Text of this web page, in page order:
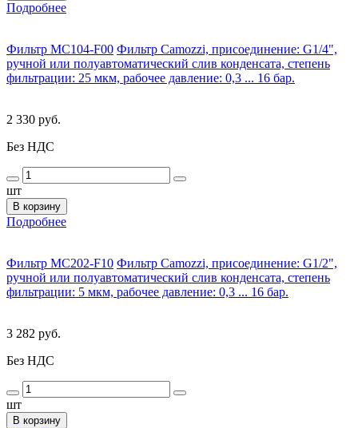
Подробнее
Фильтр MC104-F00 Фильтр Camozzi, присоединение: G1/4",
ручной или полуавтоматический слив конденсата, степень
фильтрации: 25 мкм, рабочее давление: 0,3 ... 16 бар.
2 330 руб.
Без НДС
шт
В корзину
Подробнее
Фильтр MC202-F10 Фильтр Camozzi, присоединение: G1/2",
ручной или полуавтоматический слив конденсата, степень
фильтрации: 5 мкм, рабочее давление: 0,3 ... 16 бар.
3 282 руб.
Без НДС
шт
В корзину